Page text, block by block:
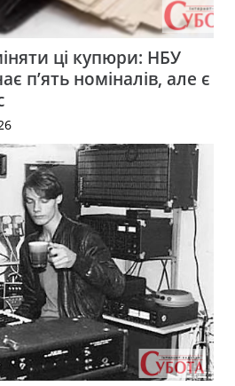
ці купюри: НБУ
п’ять номіналів, але є